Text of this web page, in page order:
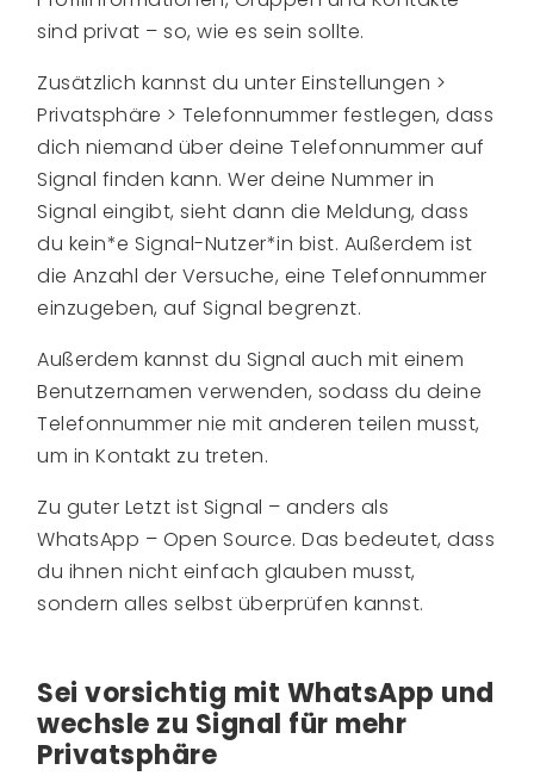
sind privat – so, wie es sein sollte.
Zusätzlich kannst du unter Einstellungen >
Privatsphäre > Telefonnummer festlegen, dass
dich niemand über deine Telefonnummer auf
Signal finden kann. Wer deine Nummer in
Signal eingibt, sieht dann die Meldung, dass
du kein*e Signal-Nutzer*in bist. Außerdem ist
die Anzahl der Versuche, eine Telefonnummer
einzugeben, auf Signal begrenzt.
Außerdem kannst du Signal auch mit einem
Benutzernamen verwenden, sodass du deine
Telefonnummer nie mit anderen teilen musst,
um in Kontakt zu treten.
Zu guter Letzt ist Signal – anders als
WhatsApp – Open Source. Das bedeutet, dass
du ihnen nicht einfach glauben musst,
sondern alles selbst überprüfen kannst.
Sei vorsichtig mit WhatsApp und
wechsle zu Signal für mehr
Privatsphäre